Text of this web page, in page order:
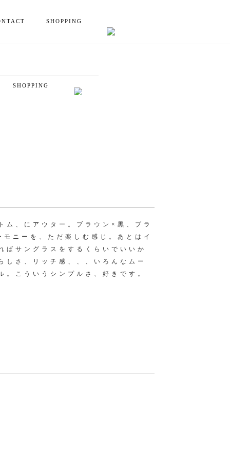
SHOPPING
SHOPPING
ム、にアウター。ブラウン×黒、ブラ
ニーを、ただ楽しむ感じ。あとはイ
ばサングラスをするくらいでいいか
しさ、リッチ感、、、いろんなムー
。こういうシンプルさ、好きです。